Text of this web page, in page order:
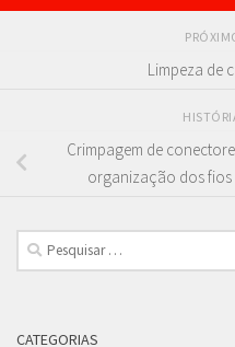
Limpeza de
Crimpagem de
organização dos fios
Pesquisar
por:
CATEGORIAS